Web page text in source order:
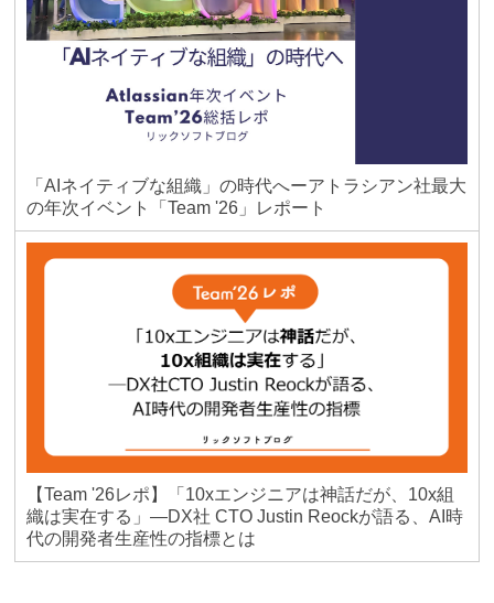
「AIネイティブな組織」の時代へーアトラシアン社最大
の年次イベント「Team '26」レポート
【Team '26レポ】「10xエンジニアは神話だが、10x組
織は実在する」―DX社 CTO Justin Reockが語る、AI時
代の開発者生産性の指標とは